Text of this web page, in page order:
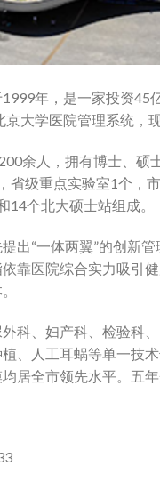
年，是一家投资45
大学医院管理系统，
余人，拥有博士、硕
省级重点实验室1个，
14个北大硕士站组成。
出“一体两翼”的创新
靠医院综合实力吸引
科、妇产科、检验科
、人工耳蜗等单一技
居全市领先水平。五